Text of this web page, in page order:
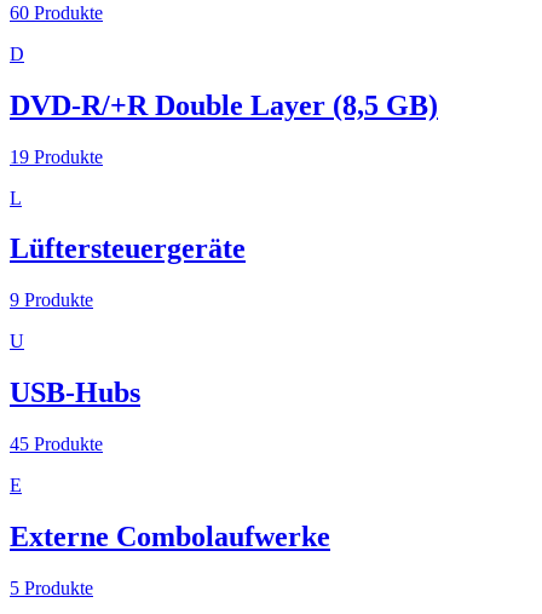
60 Produkte
D
DVD-R/+R Double Layer (8,5 GB)
19 Produkte
L
Lüftersteuergeräte
9 Produkte
U
USB-Hubs
45 Produkte
E
Externe Combolaufwerke
5 Produkte